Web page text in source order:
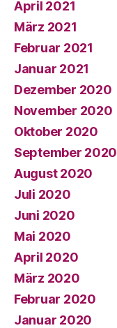
April 2021
März 2021
Februar 2021
Januar 2021
Dezember 2020
November 2020
Oktober 2020
September 2020
August 2020
Juli 2020
Juni 2020
Mai 2020
April 2020
März 2020
Februar 2020
Januar 2020